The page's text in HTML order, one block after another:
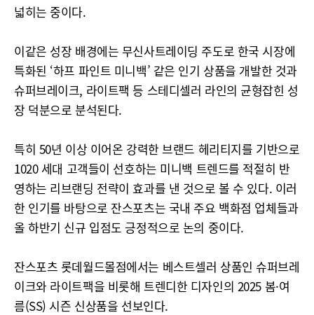
넓히는 중이다.
이같은 성장 배경에는 무신사트레이딩 주도로 한국 시장에
특화된 ‘하프 파인트 미니백’ 같은 인기 상품을 개발한 것과
슈퍼브레이크, 라이트팩 등 스테디셀러 라인의 균형잡힌 성
장 덕분으로 분석된다.
특히 50년 이상 이어온 강력한 브랜드 헤리티지를 기반으로
1020 세대 고객들이 선호하는 미니백 트렌드를 적절히 반
영하는 리브랜딩 전략이 효과를 낸 것으로 볼 수 있다. 이러
한 인기를 바탕으로 잔스포츠는 국내 주요 백화점 업체들과
올 하반기 신규 입점도 긍정적으로 논의 중이다.
잔스포츠 롯데월드몰점에서는 베스트셀러 상품인 슈퍼브레
이크와 라이트팩을 비롯해 트렌디한 디자인의 2025 봄·여
름(SS) 시즌 신상품을 선보인다.